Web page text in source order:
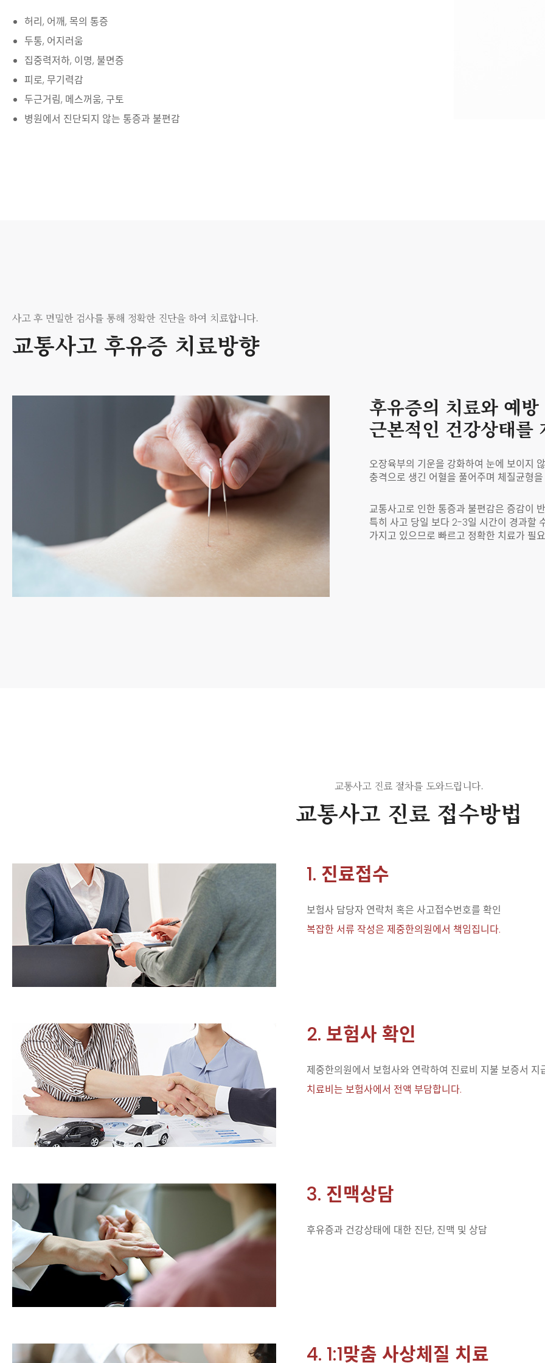
허리, 어깨, 목의 통증
두통, 어지러움
집중력저하, 이명, 불면증
피로, 무기력감
두근거림, 메스꺼움, 구토
병원에서 진단되지 않는 통증과 불편감
사고 후 면밀한 검사를 통해 정확한 진단을 하여 치료합니다.
교통사고 후유증 치료방향
후유증의 치료와 예
근본적인 건강상태를
오장육부의 기운을 강화하여 눈에 보이지
충격으로 생긴 어혈을 풀어주며 체질균형
교통사고로 인한 통증과 불편감은 증감이
특히 사고 당일 보다 2-3일 시간이 경과할
가지고 있으므로 빠르고 정확한 치료가 필
교통사고 진료 절차를 도와드립니다.
교통사고 진료 접수방법
1. 진료접수
보험사 담당자 연락처 혹은 사고접수번호를 확인
복잡한 서류 작성은 제중한의원에서 책임집니다.
2. 보험사 확인
제중한의원에서 보험사와 연락하여 진료비 지불 보증서 지
치료비는 보험사에서 전액 부담합니다.
3. 진맥상담
후유증과 건강상태에 대한 진단, 진맥 및 상담
4. 1:1맞춤 사상체질 치료